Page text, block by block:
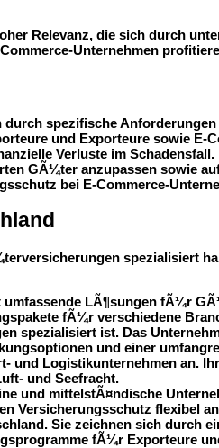
Relevanz, die sich durch
Unternehmen
spezifische
und Exporteure sowie E-
Verluste im Schadensfall.
GÃ¼ter anzupassen sowie
bei E-Commerce-
spezialisiert
LÃ¶sungen fÃ¼r
fÃ¼r verschiedene
spezialisiert ist. Das
und einer
Logistikunternehmen an.
und Seefracht.
und mittelstÃ¤ndische
Versicherungsschutz flexibel
Sie zeichnen sich durch
fÃ¼r Exporteure